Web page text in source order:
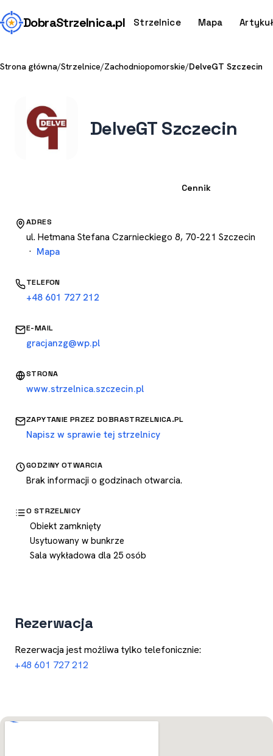
DobraStrzelnica.pl Strzelnice Mapa
Strona główna/Strzelnice/Zachodniopomorskie/DelveGT Szczecin
DelveGT Szczecin
Cennik
ADRES
ul. Hetmana Stefana Czarnieckiego 8, 70-221 Szczecin
· Mapa
TELEFON
+48 601 727 212
E-MAIL
gracjanzg@wp.pl
STRONA
www.strzelnica.szczecin.pl
ZAPYTANIE PRZEZ DOBRASTRZELNICA.PL
Napisz w sprawie tej strzelnicy
GODZINY OTWARCIA
Brak informacji o godzinach otwarcia.
O STRZELNICY
Obiekt zamknięty
Usytuowany w bunkrze
Sala wykładowa dla 25 osób
Rezerwacja
Rezerwacja jest możliwa tylko telefonicznie:
+48 601 727 212